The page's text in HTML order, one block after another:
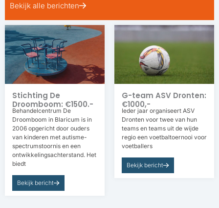
Bekijk alle berichten
Stichting De
Droomboom: €1500.-
Behandelcentrum De
Droomboom in Blaricum is in
2006 opgericht door ouders
van kinderen met autisme-
spectrumstoornis en een
ontwikkelingsachterstand. Het
biedt
Bekijk bericht
G-team ASV Dronten:
€1000,-
Ieder jaar organiseert ASV
Dronten voor twee van hun
teams en teams uit de wijde
regio een voetbaltoernooi voor
voetballers
Bekijk bericht